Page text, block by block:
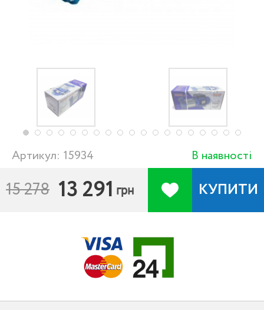
Артикул: 15934 В наявності
15 278 13 291 грн КУПИТИ